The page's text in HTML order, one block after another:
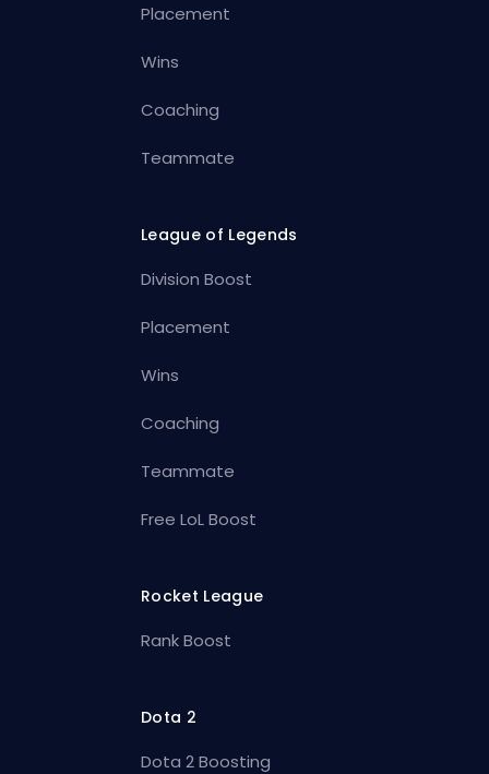
Placement
Wins
Coaching
Teammate
League of Legends
Division Boost
Placement
Wins
Coaching
Teammate
Free LoL Boost
Rocket League
Rank Boost
Dota 2
Dota 2 Boosting